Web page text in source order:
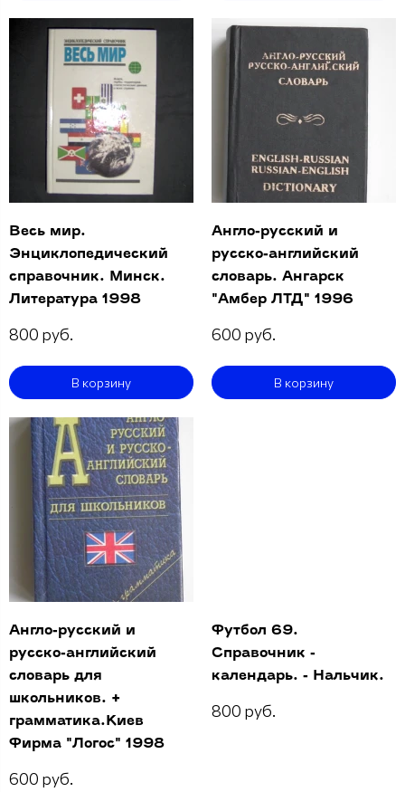
Весь мир.
Энциклопедический
справочник. Минск.
Литература 1998
800 руб.
В корзину
Англо-русский и
русско-английский
словарь. Ангарск
"Амбер ЛТД" 1996
600 руб.
В корзину
Англо-русский и
русско-английский
словарь для
школьников. +
грамматика.Киев
Фирма "Логос" 1998
600 руб.
Футбол 69.
Справочник -
календарь. - Нальчик.
800 руб.